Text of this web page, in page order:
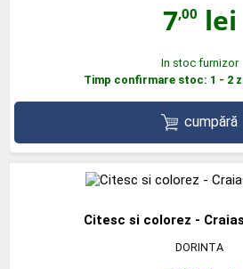
7,00 lei
In stoc furnizor
Timp confirmare stoc: 1 - 2
cumpără
Citesc si colorez -
DORINTA